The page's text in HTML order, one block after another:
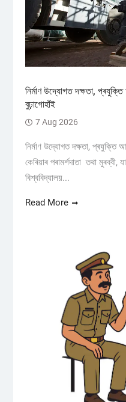
নিৰ্মাণ উদ্যোগত দক্ষতা,
বুঢ়াগোহাঁই
7 Aug 2026
নিৰ্মাণ উদ্যোগত দক্ষতা, প্ৰযুক্তি
কেৰিয়াৰ পৰামৰ্শদাতা তথা মুৰব্বী,
বিশ্ববিদ্যালয়...
Read More